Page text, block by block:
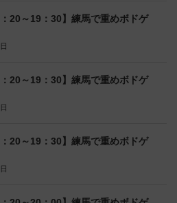
：20～19：30】練馬で重めボドゲ
：20～19：30】練馬で重めボドゲ
：20～19：30】練馬で重めボドゲ